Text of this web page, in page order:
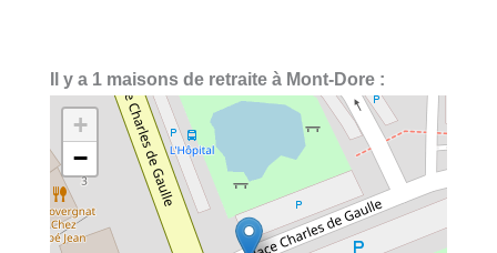
Il y a 1 maisons de retraite à Mont-Dore :
+
−